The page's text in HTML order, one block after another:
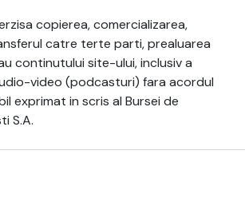
copierea, comercializarea,
catre terte parti, prealuarea
continutului site-ului, inclusiv a
video (podcasturi) fara acordul
exprimat in scris al Bursei de
S.A.